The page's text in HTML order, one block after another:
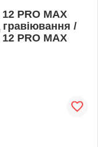
PRO MAX
гравіювання /
PRO MAX